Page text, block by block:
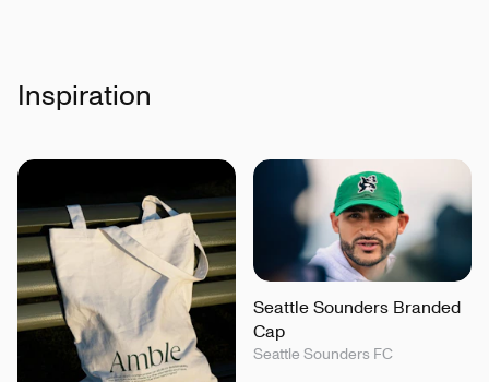
Inspiration
Seattle Sounders Branded
Cap
Seattle Sounders FC